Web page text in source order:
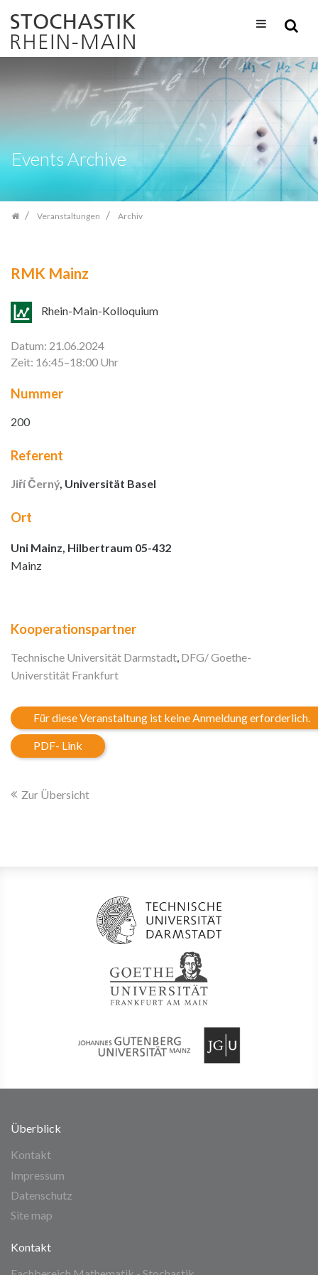
Inhalt
springen
Events Archive
Veranstaltungen Archiv
RMK Mainz
Rhein-Main-Kolloquium
Datum: 21.06.2024
Zeit: 16:45–18:00 Uhr
Nummer
200
Referent
Jiří Černý, Universität Basel
Ort
Uni Mainz, Hilbertraum 05-432
Mainz
Kooperationspartner
Technische Universität Darmstadt DFG/ Goethe-
Universtität Frankfurt
Für diese Veranstaltung ist keine Anmeldung erforderlich.
PDF- Link
Zur Übersicht
Überblick
Kontakt
Impressum
Datenschutz
Site map
Kontakt